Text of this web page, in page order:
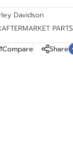
Davidson
AFTERMARKET PARTS
Compare Share